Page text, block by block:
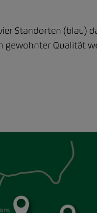
Standorten (blau)
gewohnter Qualität